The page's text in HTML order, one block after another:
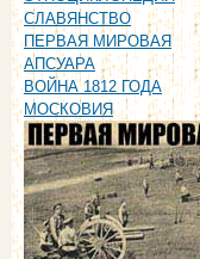
СЛАВЯНСТВО
ПЕРВАЯ МИРОВАЯ
АПСУАРА
ВОЙНА 1812 ГОДА
МОСКОВИЯ